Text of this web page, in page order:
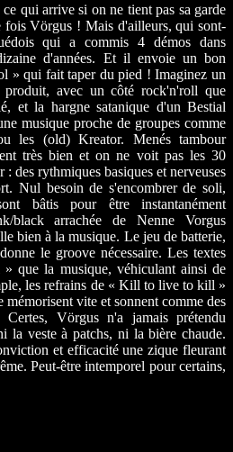
qui arrive si on ne tient pas sa garde
fois Vörgus ! Mais d'ailleurs, qui sont-
qui a commis 4 démos dans
d'années. Et il envoie un bon
» qui fait taper du pied ! Imaginez un
produit, avec un côté rock'n'roll que
et la hargne satanique d'un Bestial
musique proche de groupes comme
les (old) Kreator. Menés tambour
très bien et on ne voit pas les 30
: des rythmiques basiques et nerveuses
Nul besoin de s'encombrer de soli,
bâtis pour être instantanément
black arrachée de Nenne Vorgus
bien à la musique. Le jeu de batterie,
le groove nécessaire. Les textes
que la musique, véhiculant ainsi de
les refrains de « Kill to live to kill »
vite et sonnent comme des
Vörgus n'a jamais prétendu
la veste à patchs, ni la bière chaude.
et efficacité une zique fleurant
Peut-être intemporel pour certains,